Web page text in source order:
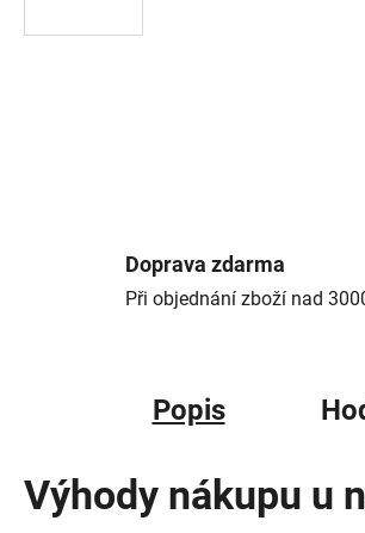
Doprava zdarma
Při objednání zboží nad
Popis
Výhody nákupu u